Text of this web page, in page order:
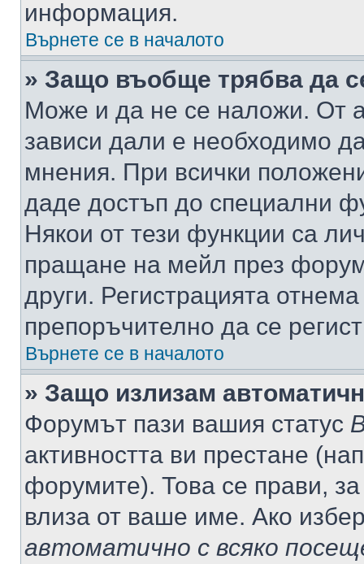
информация.
Върнете се в началото
» Защо въобще трябва да
Може и да не се наложи. От
зависи дали е необходимо
мнения. При всички
даде достъп до специални
Някои от тези функции са
пращане на мейл през
други. Регистрацията
препоръчително да се
Върнете се в началото
» Защо излизам
Форумът пази вашия статус
активността ви престане
форумите). Това се прави,
влиза от ваше име. Ако
автоматично с всяко